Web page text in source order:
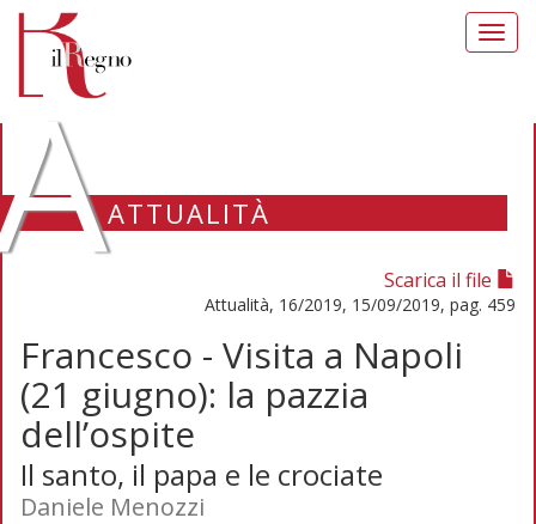
ATTUALITÀ
Scarica il file
Attualità, 16/2019, 15/09/2019, pag. 459
Francesco - Visita a Napoli
(21 giugno): la pazzia
dell’ospite
Il santo, il papa e le crociate
Daniele Menozzi